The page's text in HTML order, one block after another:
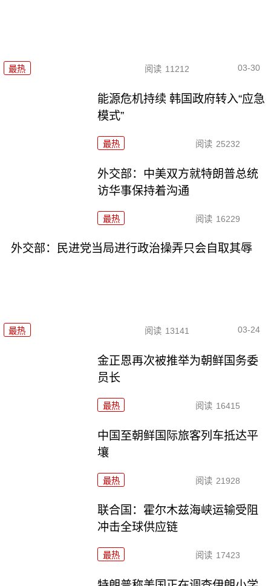
最热 阅读 11212 03-30
能源危机持续 韩国政府转入“应急
模式”
最热 阅读 25232
外交部：中美双方就特朗普总统
访华事保持着沟通
最热 阅读 16229
外交部：民进党当局进行政治操弄只会自取其辱
最热 阅读 13141 03-24
金正恩再次被推举为朝鲜国务委
员长
最热 阅读 16415
中国至朝鲜国际旅客列车抵达平
壤
最热 阅读 21928
联合国：霍尔木兹海峡运输受阻
冲击全球供应链
最热 阅读 17423